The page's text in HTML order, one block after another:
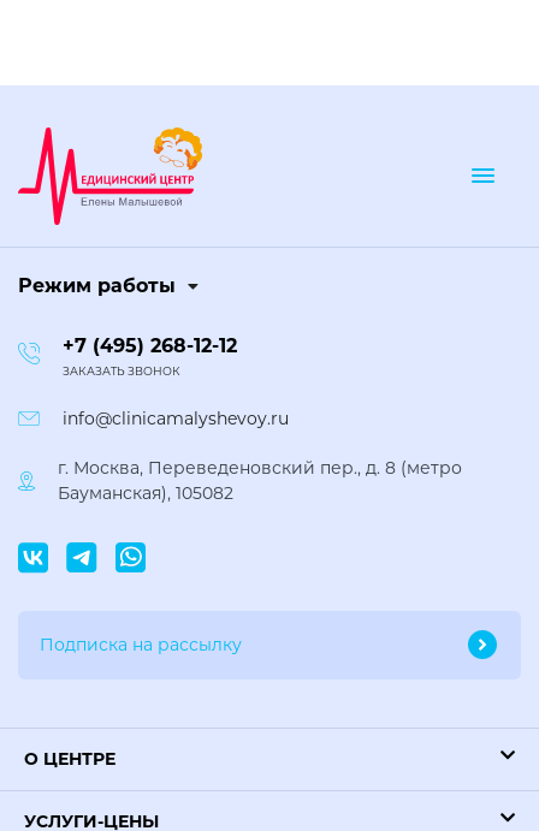
Режим работы
+7 (495) 268-12-12
ЗАКАЗАТЬ ЗВОНОК
info@clinicamalyshevoy.ru
г. Москва, Переведеновский пер., д. 8 (метро
Бауманская), 105082
О ЦЕНТРЕ
УСЛУГИ-ЦЕНЫ